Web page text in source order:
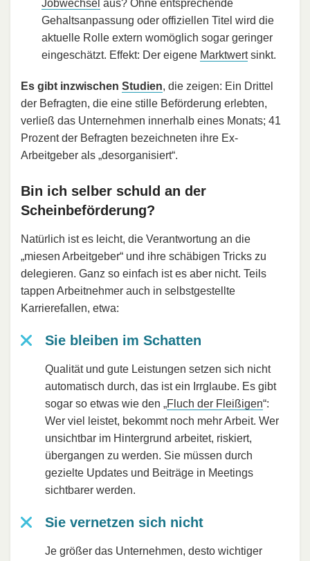
Jobwechsel aus? Ohne entsprechende
Gehaltsanpassung oder offiziellen Titel wird die
aktuelle Rolle extern womöglich sogar geringer
eingeschätzt. Effekt: Der eigene Marktwertsinkt.
Es gibt inzwischen Studien, die zeigen: Ein Drittel
der Befragten, die eine stille Beförderung erlebten,
verließ das Unternehmen innerhalb eines Monats; 41
Prozent der Befragten bezeichneten ihre Ex-
Arbeitgeber als „desorganisiert“.
Bin ich selber schuld an der
Scheinbeförderung?
Natürlich ist es leicht, die Verantwortung an die
„miesen Arbeitgeber“ und ihre schäbigen Tricks zu
delegieren. Ganz so einfach ist es aber nicht. Teils
tappen Arbeitnehmer auch in selbstgestellte
Karrierefallen, etwa:
Sie bleiben im Schatten
Qualität und gute Leistungen setzen sich nicht
automatisch durch, das ist ein Irrglaube. Es gibt
sogar so etwas wie den „Fluch der Fleißigen“:
Wer viel leistet, bekommt noch mehr Arbeit. Wer
unsichtbar im Hintergrund arbeitet, riskiert,
übergangen zu werden. Sie müssen durch
gezielte Updates und Beiträge in Meetings
sichtbarer werden.
Sie vernetzen sich nicht
Je größer das Unternehmen, desto wichtiger